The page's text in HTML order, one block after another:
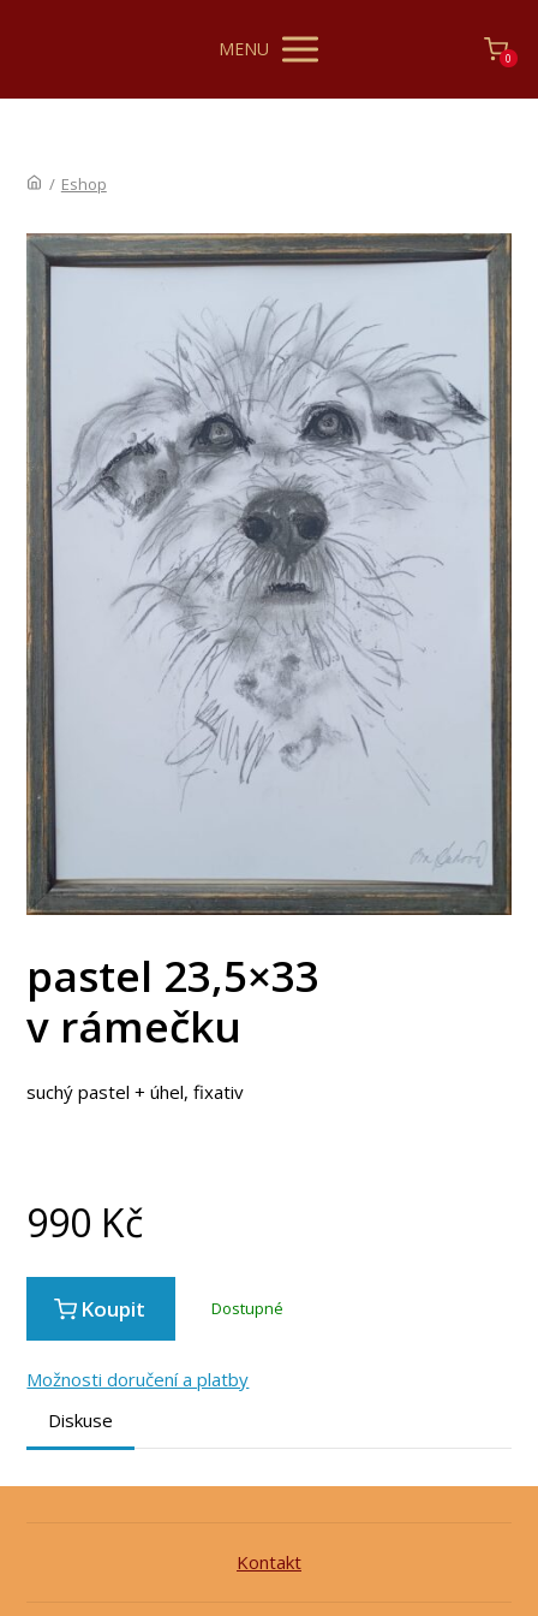
MENU 0
/ Eshop
pastel 23,5×33
v rámečku
suchý pastel + úhel, fixativ
990 Kč
Koupit Dostupné
Možnosti doručení a platby
Diskuse
Kontakt